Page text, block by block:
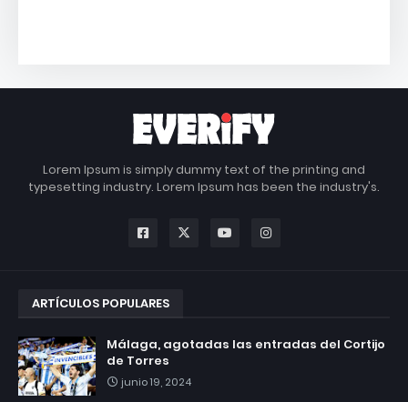
Lorem Ipsum is simply dummy text of the printing and
typesetting industry. Lorem Ipsum has been the industry's.
ARTÍCULOS POPULARES
Málaga, agotadas las entradas del Cortijo
de Torres
junio 19, 2024